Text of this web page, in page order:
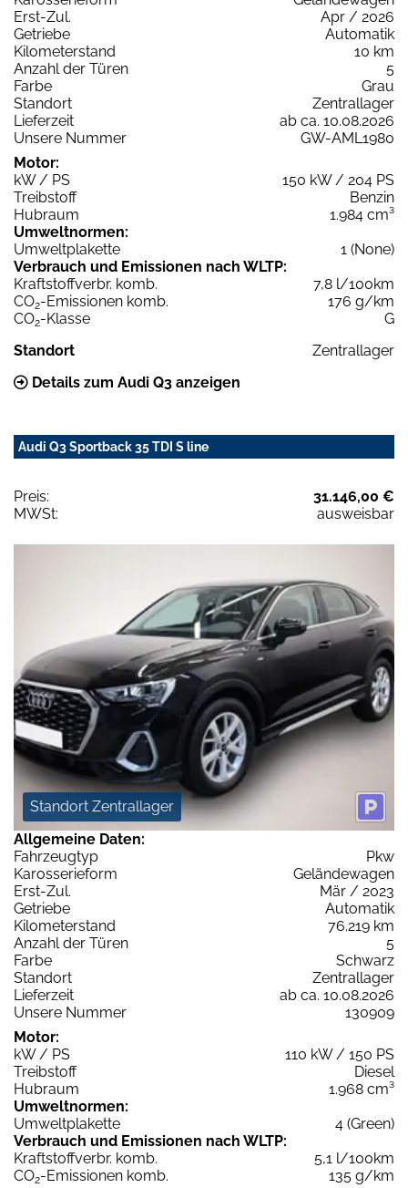
Erst-Zul.
Apr / 2026
Getriebe
Automatik
Kilometerstand
10 km
Anzahl der Türen
5
Farbe
Grau
Standort
Zentrallager
Lieferzeit
ab ca. 10.08.2026
Unsere Nummer
GW-AML1980
Motor:
kW / PS
150 kW / 204 PS
Treibstoff
Benzin
Hubraum
1.984 cm³
Umweltnormen:
Umweltplakette
1 (None)
Verbrauch und Emissionen nach WLTP:
Kraftstoffverbr. komb.
7,8 l/100km
CO2-Emissionen komb.
176 g/km
CO2-Klasse
G
Standort
Zentrallager
Details zum Audi Q3 anzeigen
Audi Q3 Sportback 35 TDI S line
Preis:
31.146,00 €
MWSt:
ausweisbar
Standort Zentrallager
Allgemeine Daten:
Fahrzeugtyp
Pkw
Karosserieform
Geländewagen
Erst-Zul.
Mär / 2023
Getriebe
Automatik
Kilometerstand
76.219 km
Anzahl der Türen
5
Farbe
Schwarz
Standort
Zentrallager
Lieferzeit
ab ca. 10.08.2026
Unsere Nummer
130909
Motor:
kW / PS
110 kW / 150 PS
Treibstoff
Diesel
Hubraum
1.968 cm³
Umweltnormen:
Umweltplakette
4 (Green)
Verbrauch und Emissionen nach WLTP:
Kraftstoffverbr. komb.
5,1 l/100km
CO2-Emissionen komb. 135 g/km